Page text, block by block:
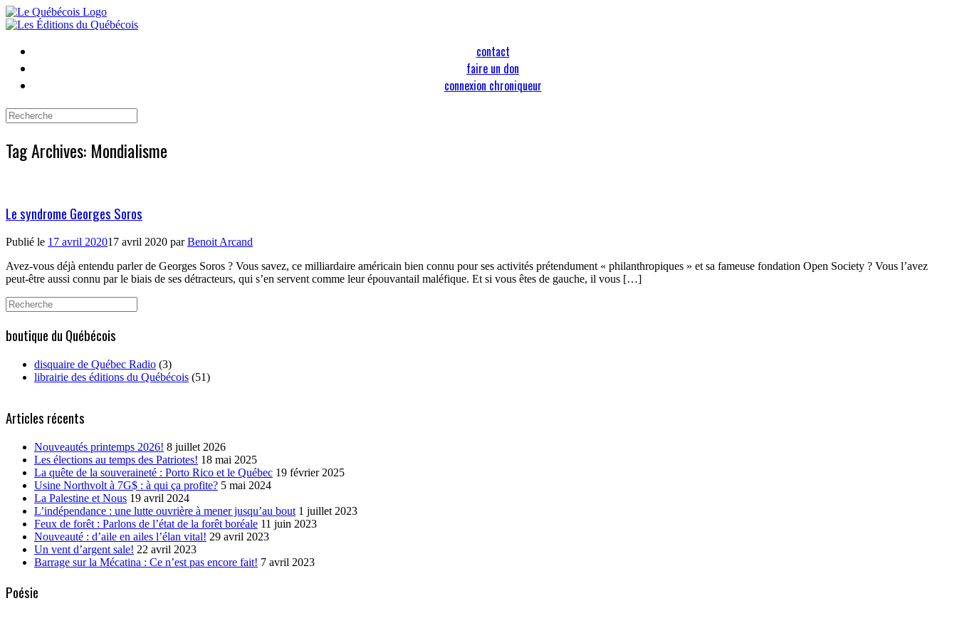
Skip
to
contact
faire un don
connexion chroniqueur
Search
Tag Archives: Mondialisme
Le syndrome Georges Soros
Publié le 17 avril 202017 avril 2020 parBenoit Arcand
Avez-vous déjà entendu parler de Georges Soros ? Vous savez, ce milliardaire américain bien connu pour ses activités prétendument « philanthropiques » et sa fameuse fondation Open Society ? Vous l’avez
peut-être aussi connu par le biais de ses détracteurs, qui s’en servent comme leur épouvantail maléfique. Et si vous êtes de gauche, il vous […]
Search
for:
boutique du Québécois
disquaire de Québec Radio (3)
librairie des éditions du Québécois (51)
Articles récents
Nouveautés printemps 2026! 8 juillet 2026
Les élections au temps des Patriotes! 18 mai 2025
La quête de la souveraineté : Porto Rico et le Québec 19 février 2025
Usine Northvolt à 7G$ : à qui ça profite? 5 mai 2024
La Palestine et Nous 19 avril 2024
L’indépendance : une lutte ouvrière à mener jusqu’au bout 1 juillet 2023
Feux de forêt : Parlons de l’état de la forêt boréale 11 juin 2023
Nouveauté : d’aile en ailes l’élan vital! 29 avril 2023
Un vent d’argent sale! 22 avril 2023
Barrage sur la Mécatina : Ce n’est pas encore fait! 7 avril 2023
Poésie